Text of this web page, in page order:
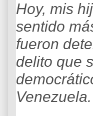
Hoy, mis
sentido
fueron
delito que
Venezuela.